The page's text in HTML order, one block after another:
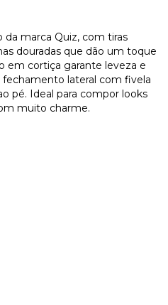
da marca Quiz, com tiras
douradas que dão um toque
em cortiça garante leveza e
lateral com fivela
pé. Ideal para compor looks
muito charme.